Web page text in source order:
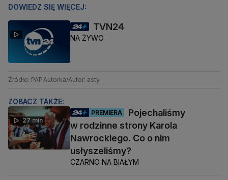
DOWIEDZ SIĘ WIĘCEJ:
TVN24
NA ŻYWO
Źródło: PAPAutorka/Autor: asty
ZOBACZ TAKŻE:
27 min
PREMIERA
Pojechaliśmy
w rodzinne strony Karola
Nawrockiego. Co o nim
usłyszeliśmy?
CZARNO NA BIAŁYM